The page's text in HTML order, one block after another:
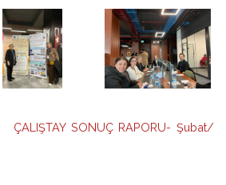
ÇALIŞTAY SONUÇ RAPORU- Şubat/